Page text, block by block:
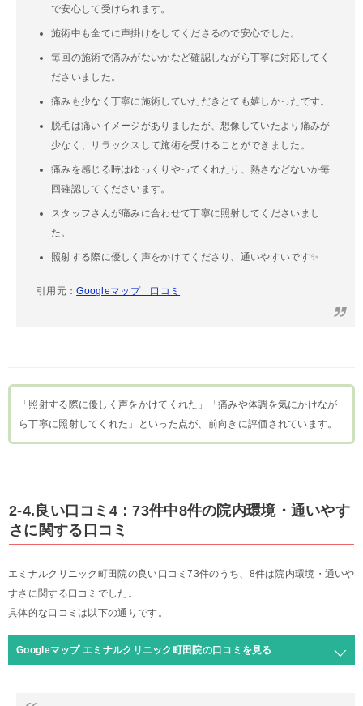
で安心して受けられます。
施術中も全てに声掛けをしてくださるので安心でした。
毎回の施術で痛みがないかなど確認しながら丁寧に対応してく
ださいました。
痛みも少なく丁寧に施術していただきとても嬉しかったです。
脱毛は痛いイメージがありましたが、想像していたより痛みが
少なく、リラックスして施術を受けることができました。
痛みを感じる時はゆっくりやってくれたり、熱さなどないか毎
回確認してくださいます。
スタッフさんが痛みに合わせて丁寧に照射してくださいまし
た。
照射する際に優しく声をかけてくださり、通いやすいです✨
引用元：Googleマップ 口コミ
「照射する際に優しく声をかけてくれた」「痛みや体調を気にかけなが
ら丁寧に照射してくれた」といった点が、前向きに評価されています。
2-4.良い口コミ4：73件中8件の院内環境・通いやす
さに関する口コミ
エミナルクリニック町田院の良い口コミ73件のうち、8件は院内環境・通いや
すさに関する口コミでした。
具体的な口コミは以下の通りです。
Googleマップ エミナルクリニック町田院の口コミを見る